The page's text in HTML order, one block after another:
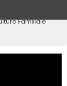
Familiale